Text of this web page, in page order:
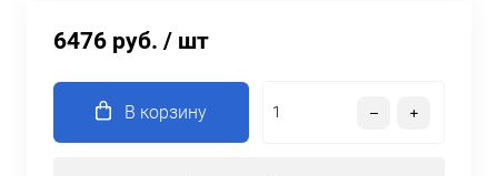
6476 руб. / шт
В корзину